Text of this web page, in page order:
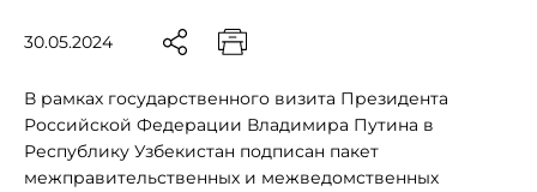
30.05.2024
В рамках государственного визита Президента
Российской Федерации Владимира Путина в
Республику Узбекистан подписан пакет
межправительственных и межведомственных